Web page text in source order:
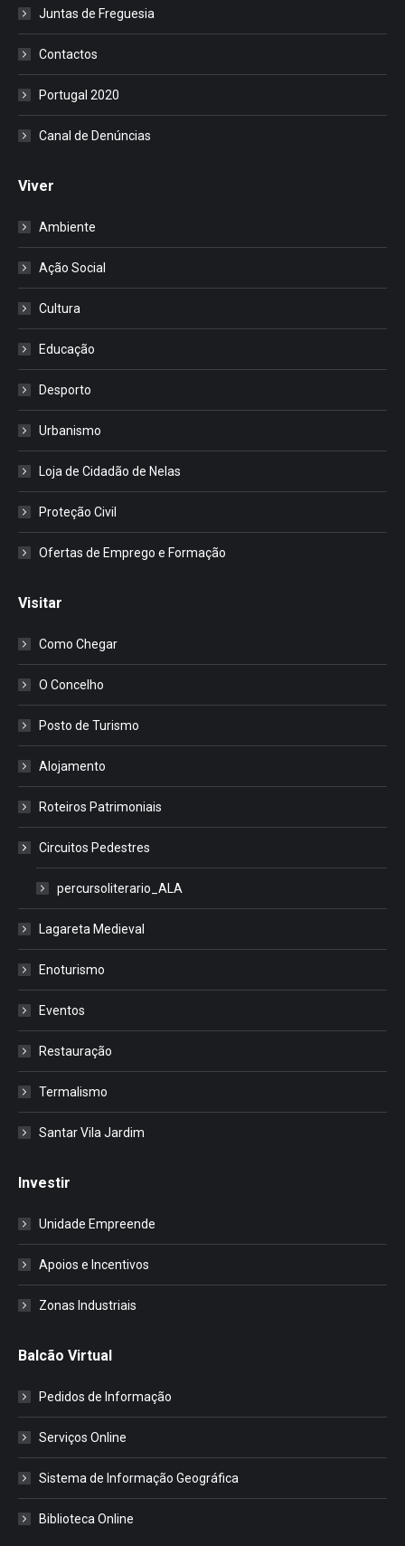
Juntas de Freguesia
Contactos
Portugal 2020
Canal de Denúncias
Viver
Ambiente
Ação Social
Cultura
Educação
Desporto
Urbanismo
Loja de Cidadão de Nelas
Proteção Civil
Ofertas de Emprego e Formação
Visitar
Como Chegar
O Concelho
Posto de Turismo
Alojamento
Roteiros Patrimoniais
Circuitos Pedestres
percursoliterario_ALA
Lagareta Medieval
Enoturismo
Eventos
Restauração
Termalismo
Santar Vila Jardim
Investir
Unidade Empreende
Apoios e Incentivos
Zonas Industriais
Balcão Virtual
Pedidos de Informação
Serviços Online
Sistema de Informação Geográfica
Biblioteca Online